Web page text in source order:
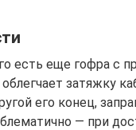
есть еще гофра с
затяжку
его конец,
— при